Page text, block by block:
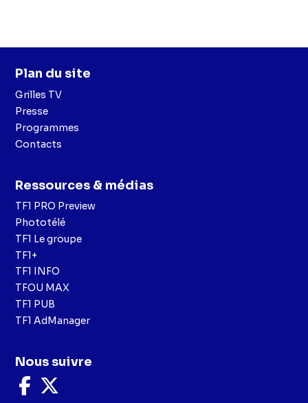
Plan du site
Grilles TV
Presse
Programmes
Contacts
Ressources & médias
TF1 PRO Preview
Phototélé
TF1 Le groupe
TF1+
TF1 INFO
TFOU MAX
TF1 PUB
TF1 AdManager
Nous suivre
Nous
suivre